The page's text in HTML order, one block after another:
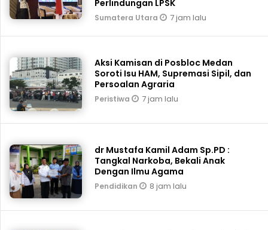
Perlindungan LPSK
Sumatera Utara 7 jam lalu
Aksi Kamisan di Posbloc Medan
Soroti Isu HAM, Supremasi Sipil, dan
Persoalan Agraria
Peristiwa 7 jam lalu
dr Mustafa Kamil Adam Sp.PD :
Tangkal Narkoba, Bekali Anak
Dengan Ilmu Agama
Pendidikan 8 jam lalu